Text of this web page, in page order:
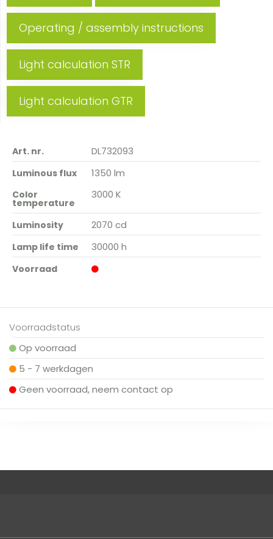
Operating / assembly instructions
Light calculation STR
Light calculation GTR
Art. nr. DL732093
Luminous flux 1350 lm
Color
temperature
3000 K
Luminosity 2070 cd
Lamp life time 30000 h
Voorraad
Voorraadstatus
Op voorraad
5 - 7 werkdagen
Geen voorraad, neem contact op